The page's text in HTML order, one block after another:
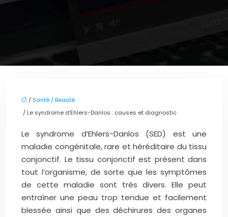
/ Santé / Beauté
/ Le syndrome d’Ehlers-Danlos : causes et diagnostic
Le syndrome d’Ehlers-Danlos (SED) est une
maladie congénitale, rare et héréditaire du tissu
conjonctif. Le tissu conjonctif est présent dans
tout l’organisme, de sorte que les symptômes
de cette maladie sont très divers. Elle peut
entraîner une peau trop tendue et facilement
blessée ainsi que des déchirures des organes